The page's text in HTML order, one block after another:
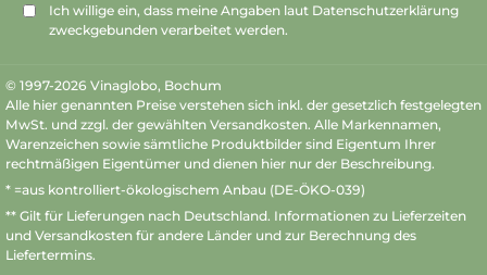
Ich willige ein, dass meine Angaben laut Datenschutzerklärung
zweckgebunden verarbeitet werden.
© 1997-2026 Vinaglobo, Bochum
Alle hier genannten Preise verstehen sich inkl. der gesetzlich festgelegten
MwSt. und zzgl. der gewählten Versandkosten. Alle Markennamen,
Warenzeichen sowie sämtliche Produktbilder sind Eigentum Ihrer
rechtmäßigen Eigentümer und dienen hier nur der Beschreibung.
* =aus kontrolliert-ökologischem Anbau (DE-ÖKO-039)
** Gilt für Lieferungen nach Deutschland. Informationen zu Lieferzeiten
und Versandkosten für andere Länder und zur Berechnung des
Liefertermins.